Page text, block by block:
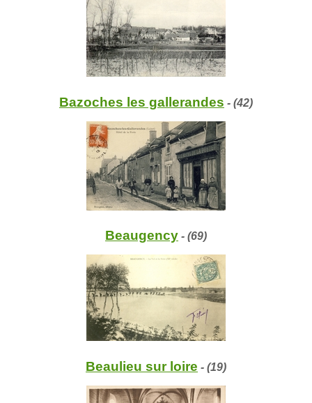
Bazoches les gallerandes - (42)
Beaugency - (69)
Beaulieu sur loire - (19)